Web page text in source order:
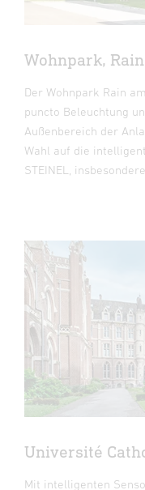
Wohnpark,
Der Wohnpark Rain
puncto Beleuchtung
Außenbereich der
Wahl auf die
STEINEL,
Université
Mit intelligenten